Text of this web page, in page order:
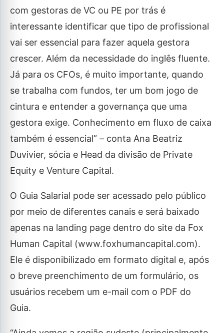
com gestoras de VC ou PE por trás é
interessante identificar que tipo de profissional
vai ser essencial para fazer aquela gestora
crescer. Além da necessidade do inglês fluente.
Já para os CFOs, é muito importante, quando
se trabalha com fundos, ter um bom jogo de
cintura e entender a governança que uma
gestora exige. Conhecimento em fluxo de caixa
também é essencial” – conta Ana Beatriz
Duvivier, sócia e Head da divisão de Private
Equity e Venture Capital.
O Guia Salarial pode ser acessado pelo público
por meio de diferentes canais e será baixado
apenas na landing page dentro do site da Fox
Human Capital (www.foxhumancapital.com).
Ele é disponibilizado em formato digital e, após
o breve preenchimento de um formulário, os
usuários recebem um e-mail com o PDF do
Guia.